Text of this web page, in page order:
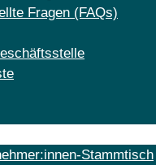
Fragen (FAQs)
Stammtisch